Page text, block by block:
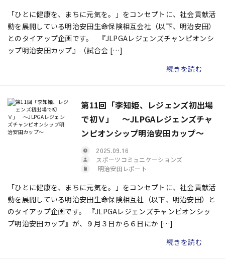
「ひとに健康を、まちに元気を。」をコンセプトに、社会貢献活
動を展開している明治安田生命保険相互会社（以下、明治安田）
とのタイアップ企画です。 『JLPGAレジェンズチャンピオンシ
ップ明治安田カップ』（試合会 […]
続きを読む
第11回「李知姫、レジェンズ初出場
で初Ｖ」 ～JLPGAレジェンズチャ
ンピオンシップ明治安田カップ～
2025.09.16
スポーツコミュニケーションズ
明治安田レポート
「ひとに健康を、まちに元気を。」をコンセプトに、社会貢献活
動を展開している明治安田生命保険相互社（以下、明治安田）と
のタイアップ企画です。 『JLPGAレジェンズチャンピオンシッ
プ明治安田カップ』が、９月３日から６日にか […]
続きを読む